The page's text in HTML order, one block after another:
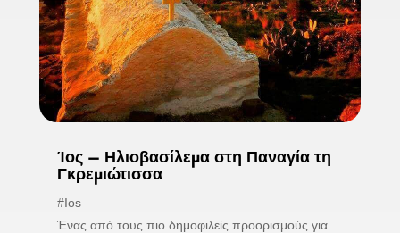
Ίος – Ηλιοβασίλεμα στη Παναγία τη
Γκρεμιώτισσα
#Ios
Ένας από τους πιο δημοφιλείς προορισμούς για